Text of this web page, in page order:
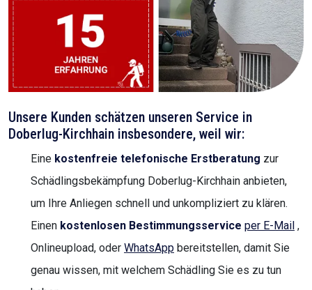
Unsere Kunden schätzen unseren Service in
Doberlug-Kirchhain insbesondere, weil wir:
Eine kostenfreie telefonische Erstberatung zur
Schädlingsbekämpfung Doberlug-Kirchhain anbieten,
um Ihre Anliegen schnell und unkompliziert zu klären.
Einen kostenlosen Bestimmungsservice per E-Mail ,
Onlineupload, oder WhatsApp bereitstellen, damit Sie
genau wissen, mit welchem Schädling Sie es zu tun